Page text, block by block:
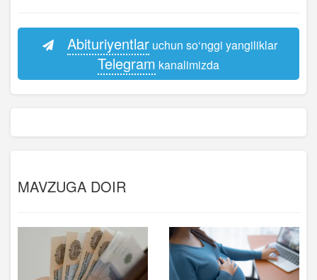
Abituriyentlaruchun so‘nggi yangiliklar
Telegram kanalimizda
MAVZUGA DOIR